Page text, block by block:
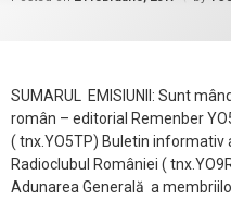
SUMARUL EMISIUNII: Sunt
român – editorial Remenber
( tnx.YO5TP) Buletin informativ
Radioclubul României (
Adunarea Generală a